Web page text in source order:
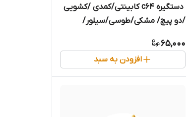
‌ دستگیره c64 کابینتی/کمدی /کشویی
/دو پیچ/ مشکی/طوسی/سیلور/
65,000
افزودن به سبد